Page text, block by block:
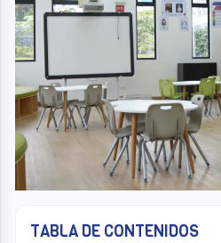
TABLA DE CONTENIDOS